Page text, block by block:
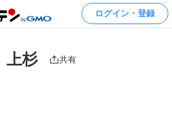
ログイン・登録
上杉 共有